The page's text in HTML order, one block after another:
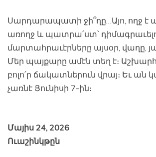
Սարդարապատի ջի՞ղը…Այո, ողջ է
առողջ և պատրա՛ստ՝
մարտահրաւէրները այսօր, վաղը,
Մեր պայքարը ամէն տեղ է։
բոլո՛ր ճակատներուն վրայ։ Եւ ան
չառնէ Յունիսի 7-ին։
Մայիս 24, 2026
Ուաշինկթըն